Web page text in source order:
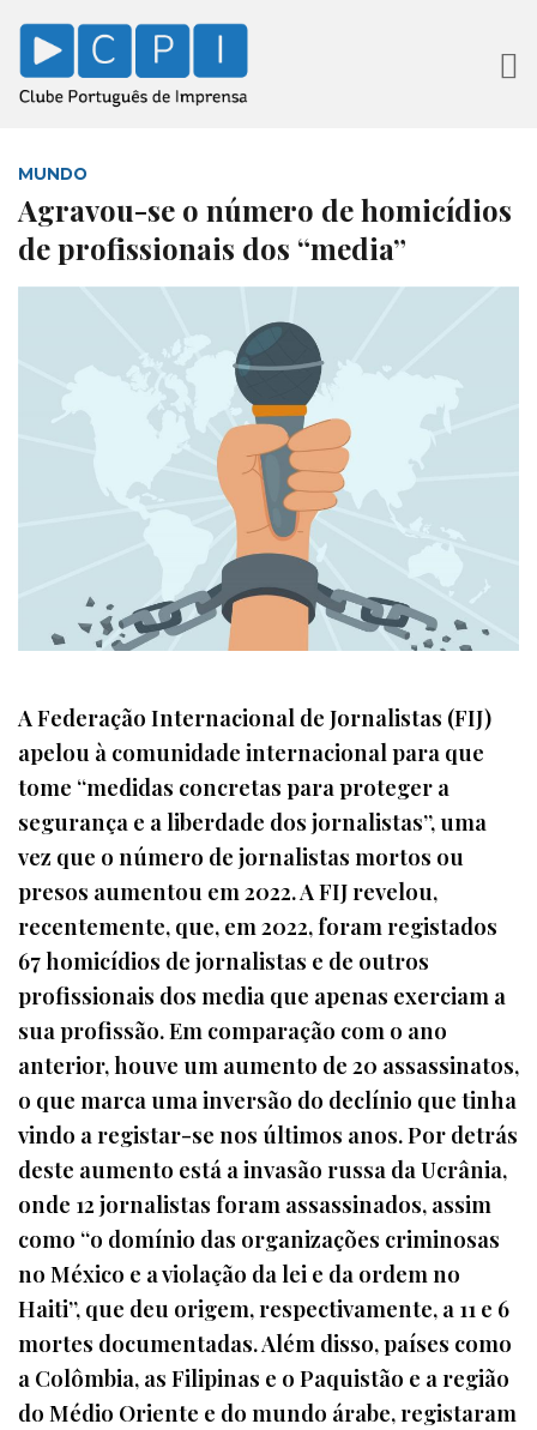
MUNDO
Agravou-se o número de homicídios
de profissionais dos “media”
A Federação Internacional de Jornalistas (FIJ)
apelou à comunidade internacional para que
tome “medidas concretas para proteger a
segurança e a liberdade dos jornalistas”, uma
vez que o número de jornalistas mortos ou
presos aumentou em 2022. A FIJ revelou,
recentemente, que, em 2022, foram registados
67 homicídios de jornalistas e de outros
profissionais dos media que apenas exerciam a
sua profissão. Em comparação com o ano
anterior, houve um aumento de 20 assassinatos,
o que marca uma inversão do declínio que tinha
vindo a registar-se nos últimos anos. Por detrás
deste aumento está a invasão russa da Ucrânia,
onde 12 jornalistas foram assassinados, assim
como “o domínio das organizações criminosas
no México e a violação da lei e da ordem no
Haiti”, que deu origem, respectivamente, a 11 e 6
mortes documentadas. Além disso, países como
a Colômbia, as Filipinas e o Paquistão e a região
do Médio Oriente e do mundo árabe, registaram